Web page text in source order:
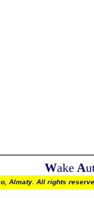
WakeA
Almaty. All rights